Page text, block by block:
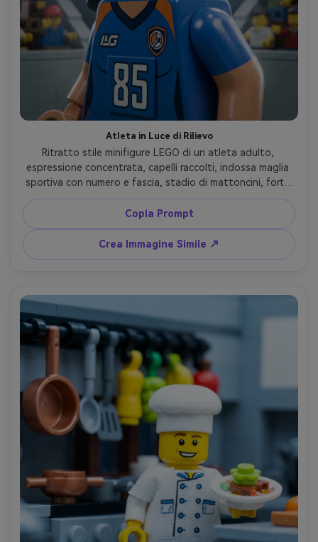
Atleta in Luce di Rilievo
Ritratto stile minifigure LEGO di un atleta adulto,
espressione concentrata, capelli raccolti, indossa maglia
sportiva con numero e fascia, stadio di mattoncini, forte
luce spot e nebbiolina delicata, look drammatico ad alto
contrasto, riflessi plastici scolpiti, taglio ravvicinato con
spalle angolate, colori di squadra decisi, dettaglio 3D
alto, identità mantenuta, obiettivo 85mm, profondità di
campo ridotta --ar 4:5
Copia Prompt
Crea Immagine Simile ↗